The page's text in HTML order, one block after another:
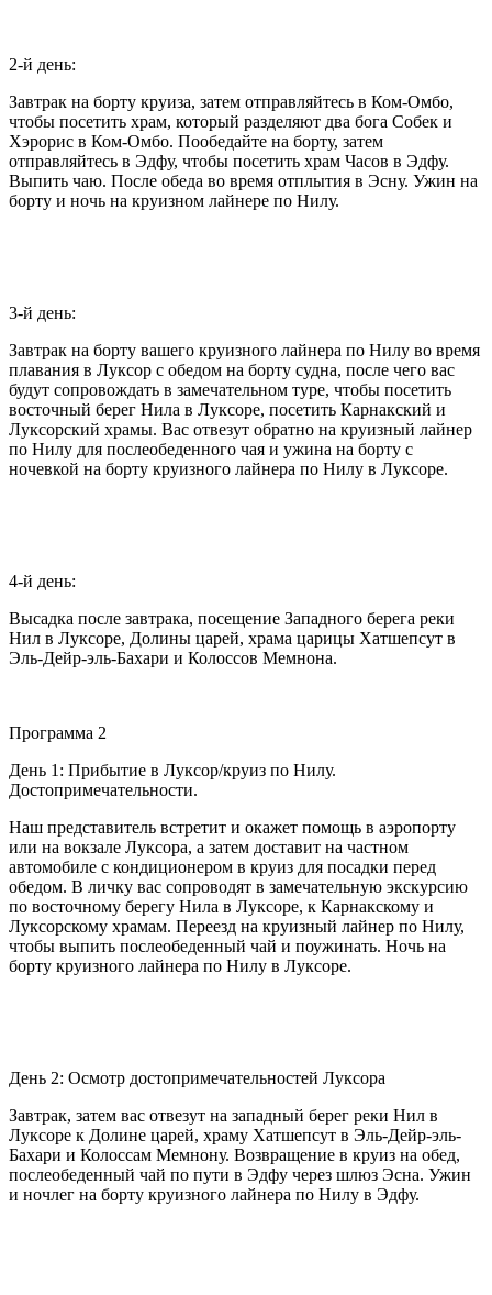
2-й день:
Завтрак на борту круиза, затем отправляйтесь в Ком-Омбо,
чтобы посетить храм, который разделяют два бога Собек и
Хэрорис в Ком-Омбо. Пообедайте на борту, затем
отправляйтесь в Эдфу, чтобы посетить храм Часов в Эдфу.
Выпить чаю. После обеда во время отплытия в Эсну. Ужин на
борту и ночь на круизном лайнере по Нилу.
3-й день:
Завтрак на борту вашего круизного лайнера по Нилу во время
плавания в Луксор с обедом на борту судна, после чего вас
будут сопровождать в замечательном туре, чтобы посетить
восточный берег Нила в Луксоре, посетить Карнакский и
Луксорский храмы. Вас отвезут обратно на круизный лайнер
по Нилу для послеобеденного чая и ужина на борту с
ночевкой на борту круизного лайнера по Нилу в Луксоре.
4-й день:
Высадка после завтрака, посещение Западного берега реки
Нил в Луксоре, Долины царей, храма царицы Хатшепсут в
Эль-Дейр-эль-Бахари и Колоссов Мемнона.
Программа 2
День 1: Прибытие в Луксор/круиз по Нилу.
Достопримечательности.
Наш представитель встретит и окажет помощь в аэропорту
или на вокзале Луксора, а затем доставит на частном
автомобиле с кондиционером в круиз для посадки перед
обедом. В личку вас сопроводят в замечательную экскурсию
по восточному берегу Нила в Луксоре, к Карнакскому и
Луксорскому храмам. Переезд на круизный лайнер по Нилу,
чтобы выпить послеобеденный чай и поужинать. Ночь на
борту круизного лайнера по Нилу в Луксоре.
День 2: Осмотр достопримечательностей Луксора
Завтрак, затем вас отвезут на западный берег реки Нил в
Луксоре к Долине царей, храму Хатшепсут в Эль-Дейр-эль-
Бахари и Колоссам Мемнону. Возвращение в круиз на обед,
послеобеденный чай по пути в Эдфу через шлюз Эсна. Ужин
и ночлег на борту круизного лайнера по Нилу в Эдфу.